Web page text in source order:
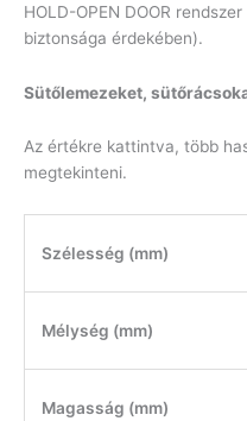
HOLD-OPEN DOOR
biztonsága érdekében).
Sütőlemezeket,
Az értékre kattintva, több
megtekinteni.
Szélesség (mm)
Mélység (mm)
Magasság (mm)